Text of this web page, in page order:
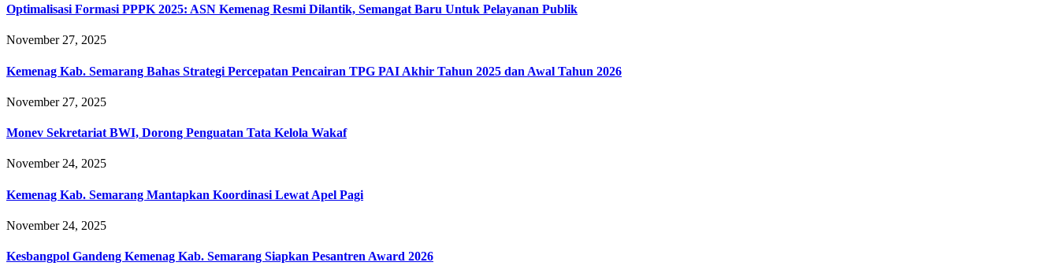
Optimalisasi Formasi PPPK 2025: ASN Kemenag Resmi Dilantik, Semangat Baru Untuk Pelayanan Publik
November 27, 2025
Kemenag Kab. Semarang Bahas Strategi Percepatan Pencairan TPG PAI Akhir Tahun 2025 dan Awal Tahun 2026
November 27, 2025
Monev Sekretariat BWI, Dorong Penguatan Tata Kelola Wakaf
November 24, 2025
Kemenag Kab. Semarang Mantapkan Koordinasi Lewat Apel Pagi
November 24, 2025
Kesbangpol Gandeng Kemenag Kab. Semarang Siapkan Pesantren Award 2026